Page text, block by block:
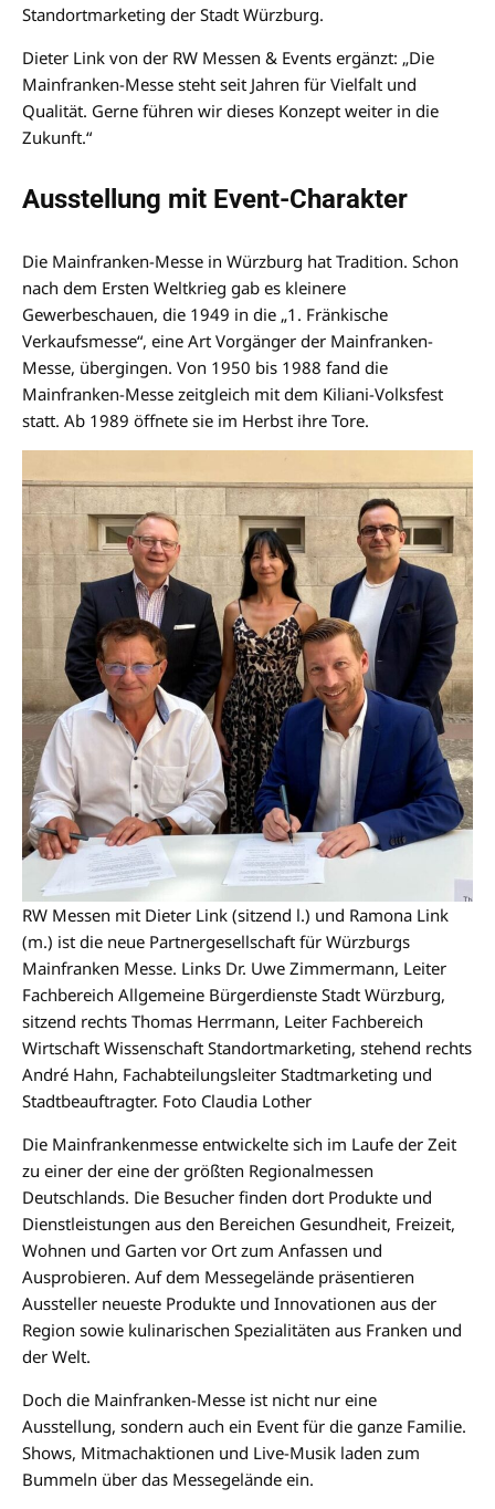
Standortmarketing der Stadt Würzburg.
Dieter Link von der RW Messen & Events ergänzt: „Die
Mainfranken-Messe steht seit Jahren für Vielfalt und
Qualität. Gerne führen wir dieses Konzept weiter in die
Zukunft.“
Ausstellung mit Event-Charakter
Die Mainfranken-Messe in Würzburg hat Tradition. Schon
nach dem Ersten Weltkrieg gab es kleinere
Gewerbeschauen, die 1949 in die „1. Fränkische
Verkaufsmesse“, eine Art Vorgänger der Mainfranken-
Messe, übergingen. Von 1950 bis 1988 fand die
Mainfranken-Messe zeitgleich mit dem Kiliani-Volksfest
statt. Ab 1989 öffnete sie im Herbst ihre Tore.
RW Messen mit Dieter Link (sitzend l.) und Ramona Link
(m.) ist die neue Partnergesellschaft für Würzburgs
Mainfranken Messe. Links Dr. Uwe Zimmermann, Leiter
Fachbereich Allgemeine Bürgerdienste Stadt Würzburg,
sitzend rechts Thomas Herrmann, Leiter Fachbereich
Wirtschaft Wissenschaft Standortmarketing, stehend rechts
André Hahn, Fachabteilungsleiter Stadtmarketing und
Stadtbeauftragter. Foto Claudia Lother
Die Mainfrankenmesse entwickelte sich im Laufe der Zeit
zu einer der eine der größten Regionalmessen
Deutschlands. Die Besucher finden dort Produkte und
Dienstleistungen aus den Bereichen Gesundheit, Freizeit,
Wohnen und Garten vor Ort zum Anfassen und
Ausprobieren. Auf dem Messegelände präsentieren
Aussteller neueste Produkte und Innovationen aus der
Region sowie kulinarischen Spezialitäten aus Franken und
der Welt.
Doch die Mainfranken-Messe ist nicht nur eine
Ausstellung, sondern auch ein Event für die ganze Familie.
Shows, Mitmachaktionen und Live-Musik laden zum
Bummeln über das Messegelände ein.